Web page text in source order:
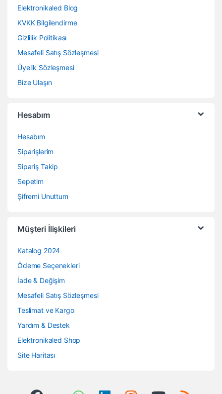
Elektronikaled Blog
KVKK Bilgilendirme
Gizlilik Politikası
Mesafeli Satış Sözleşmesi
Üyelik Sözleşmesi
Bize Ulaşın
Hesabım
Hesabım
Siparişlerim
Sipariş Takip
Sepetim
Şifremi Unuttum
Müşteri İlişkileri
Katalog 2024
Ödeme Seçenekleri
İade & Değişim
Mesafeli Satış Sözleşmesi
Teslimat ve Kargo
Yardım & Destek
Elektronikaled Shop
Site Haritası